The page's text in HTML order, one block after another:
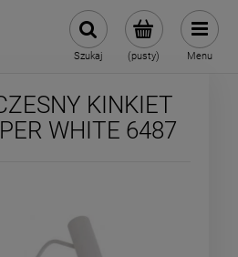
(pusty)
Szukaj Menu
KINKIET
WHITE 6487